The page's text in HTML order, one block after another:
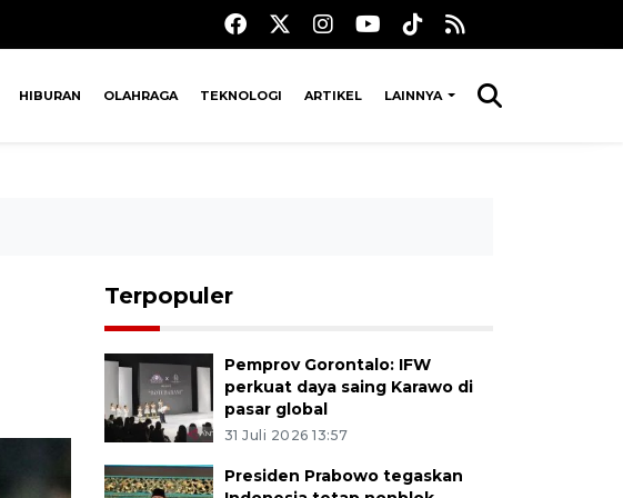
HIBURAN OLAHRAGA TEKNOLOGI ARTIKEL LAINNYA
Terpopuler
Pemprov Gorontalo: IFW
perkuat daya saing Karawo di
pasar global
31 Juli 2026 13:57
Presiden Prabowo tegaskan